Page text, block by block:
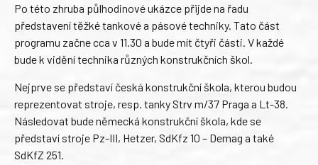
Po této zhruba půlhodinové ukázce přijde na řadu
představení těžké tankové a pásové techniky. Tato část
programu začne cca v 11.30 a bude mít čtyři části. V každé
bude k vidění technika různých konstrukčních škol.
Nejprve se představí česká konstrukční škola, kterou budou
reprezentovat stroje, resp. tanky Strv m/37 Praga a Lt-38.
Následovat bude německá konstrukční škola, kde se
představí stroje Pz-III, Hetzer, SdKfz 10 – Demag a také
SdKfZ 251.